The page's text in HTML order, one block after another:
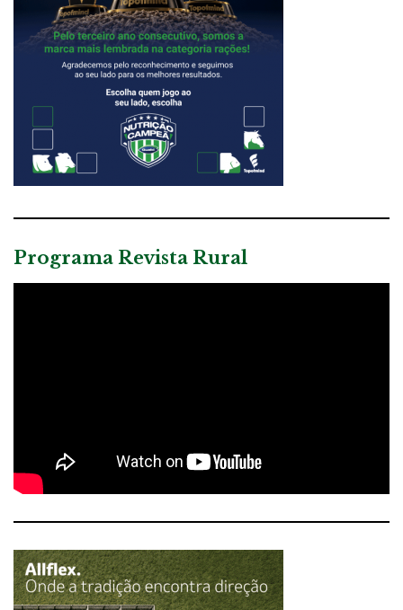
Programa Revista Rural